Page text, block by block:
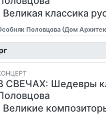
| Великая классика
Половцова (Дом
СВЕЧАХ: Шедевры
| Великие